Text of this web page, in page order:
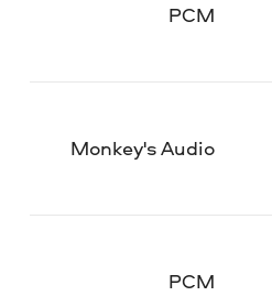
PCM
Monkey's Audio
PCM